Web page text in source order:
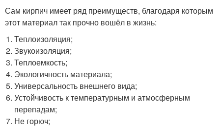
Сам кирпич имеет ряд преимуществ, благодаря которым
этот материал так прочно вошёл в жизнь:
Теплоизоляция;
Звукоизоляция;
Теплоемкость;
Экологичность материала;
Универсальность внешнего вида;
Устойчивость к температурным и атмосферным
перепадам;
Не горюч;